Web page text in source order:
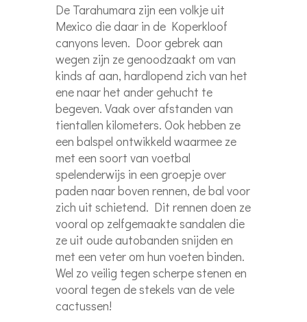
De Tarahumara zijn een volkje uit
Mexico die daar in de Koperkloof
canyons leven. Door gebrek aan
wegen zijn ze genoodzaakt om van
kinds af aan, hardlopend zich van het
ene naar het ander gehucht te
begeven. Vaak over afstanden van
tientallen kilometers. Ook hebben ze
een balspel ontwikkeld waarmee ze
met een soort van voetbal
spelenderwijs in een groepje over
paden naar boven rennen, de bal voor
zich uit schietend. Dit rennen doen ze
vooral op zelfgemaakte sandalen die
ze uit oude autobanden snijden en
met een veter om hun voeten binden.
Wel zo veilig tegen scherpe stenen en
vooral tegen de stekels van de vele
cactussen!